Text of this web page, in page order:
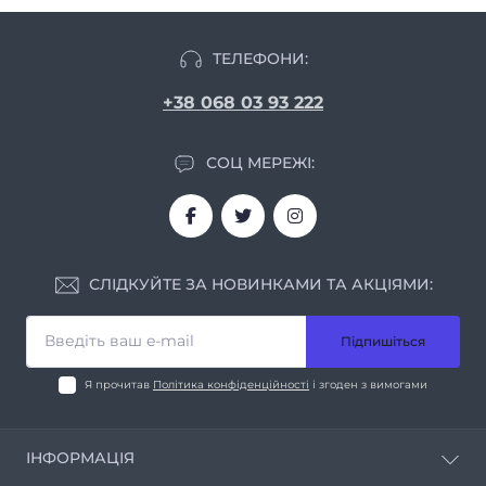
ТЕЛЕФОНИ:
+38 068 03 93 222
СОЦ МЕРЕЖІ:
СЛІДКУЙТЕ ЗА НОВИНКАМИ ТА АКЦІЯМИ:
Підпишіться
Я прочитав Політика конфіденційності і згоден з вимогами
ІНФОРМАЦІЯ